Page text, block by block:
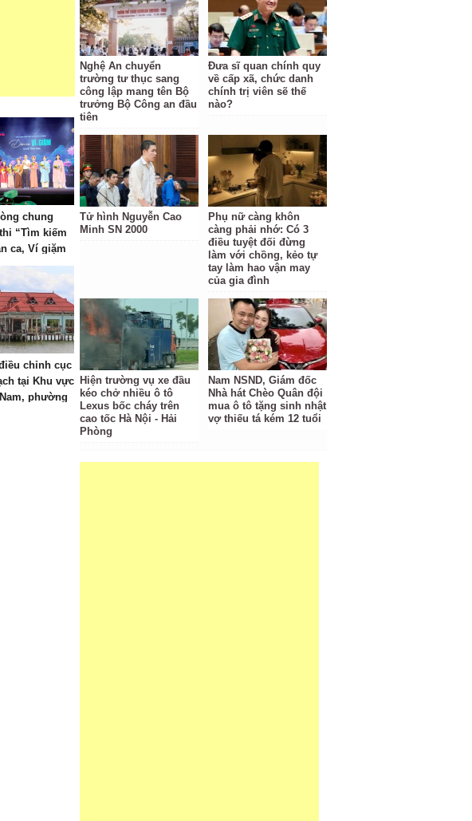
chung
“Tìm kiếm
ca, Ví giặm
năm 2026
chỉnh cục
tại Khu vực
phường
Nghệ An chuyển
trường tư thục sang
công lập mang tên Bộ
trưởng Bộ Công an đầu
tiên
Đưa sĩ quan chính quy
về cấp xã, chức danh
chính trị viên sẽ thế
nào?
Tử hình Nguyễn Cao
Minh SN 2000
Phụ nữ càng khôn
càng phải nhớ: Có 3
điều tuyệt đối đừng
làm với chồng, kẻo tự
tay làm hao vận may
của gia đình
Hiện trường vụ xe đầu
kéo chở nhiều ô tô
Lexus bốc cháy trên
cao tốc Hà Nội - Hải
Phòng
Nam NSND, Giám đốc
Nhà hát Chèo Quân đội
mua ô tô tặng sinh nhật
vợ thiếu tá kém 12 tuổi